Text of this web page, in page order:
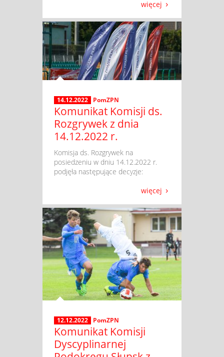
więcej
14.12.2022 PomZPN
Komunikat Komisji ds.
Rozgrywek z dnia
14.12.2022 r.
​ Komisja ds. Rozgrywek na
posiedzeniu w dniu 14.12.2022 r.
podjęła następujące decyzje:
więcej
12.12.2022 PomZPN
Komunikat Komisji
Dyscyplinarnej